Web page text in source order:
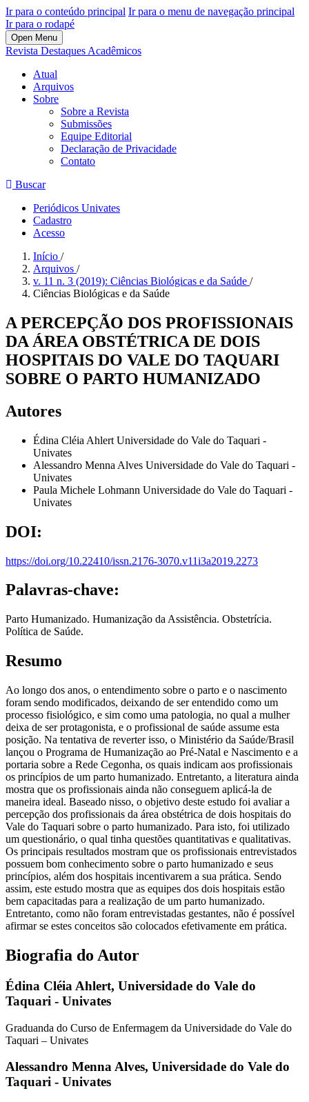
Ir para o conteúdo principal Ir para o menu de navegação principal
Ir para o rodapé
Open Menu
Revista Destaques Acadêmicos
Atual
Arquivos
Sobre
Sobre a Revista
Submissões
Equipe Editorial
Declaração de Privacidade
Contato
Buscar
Periódicos Univates
Cadastro
Acesso
Início /
Arquivos /
v. 11 n. 3 (2019): Ciências Biológicas e da Saúde /
Ciências Biológicas e da Saúde
A PERCEPÇÃO DOS PROFISSIONAIS
DA ÁREA OBSTÉTRICA DE DOIS
HOSPITAIS DO VALE DO TAQUARI
SOBRE O PARTO HUMANIZADO
Autores
Édina Cléia Ahlert Universidade do Vale do Taquari -
Univates
Alessandro Menna Alves Universidade do Vale do Taquari -
Univates
Paula Michele Lohmann Universidade do Vale do Taquari -
Univates
DOI:
https://doi.org/10.22410/issn.2176-3070.v11i3a2019.2273
Palavras-chave:
Parto Humanizado. Humanização da Assistência. Obstetrícia.
Política de Saúde.
Resumo
Ao longo dos anos, o entendimento sobre o parto e o nascimento
foram sendo modificados, deixando de ser entendido como um
processo fisiológico, e sim como uma patologia, no qual a mulher
deixa de ser protagonista, e o profissional de saúde assume esta
posição. Na tentativa de reverter isso, o Ministério da Saúde/Brasil
lançou o Programa de Humanização ao Pré-Natal e Nascimento e a
portaria sobre a Rede Cegonha, os quais indicam aos profissionais
os princípios de um parto humanizado. Entretanto, a literatura ainda
mostra que os profissionais ainda não conseguem aplicá-la de
maneira ideal. Baseado nisso, o objetivo deste estudo foi avaliar a
percepção dos profissionais da área obstétrica de dois hospitais do
Vale do Taquari sobre o parto humanizado. Para isto, foi utilizado
um questionário, o qual tinha questões quantitativas e qualitativas.
Os principais resultados mostram que os profissionais entrevistados
possuem bom conhecimento sobre o parto humanizado e seus
princípios, além dos hospitais incentivarem a sua prática. Sendo
assim, este estudo mostra que as equipes dos dois hospitais estão
bem capacitadas para a realização de um parto humanizado.
Entretanto, como não foram entrevistadas gestantes, não é possível
afirmar se estes conceitos são colocados efetivamente em prática.
Biografia do Autor
Édina Cléia Ahlert, Universidade do Vale do
Taquari - Univates
Graduanda do Curso de Enfermagem da Universidade do Vale do
Taquari – Univates
Alessandro Menna Alves, Universidade do Vale do
Taquari - Univates